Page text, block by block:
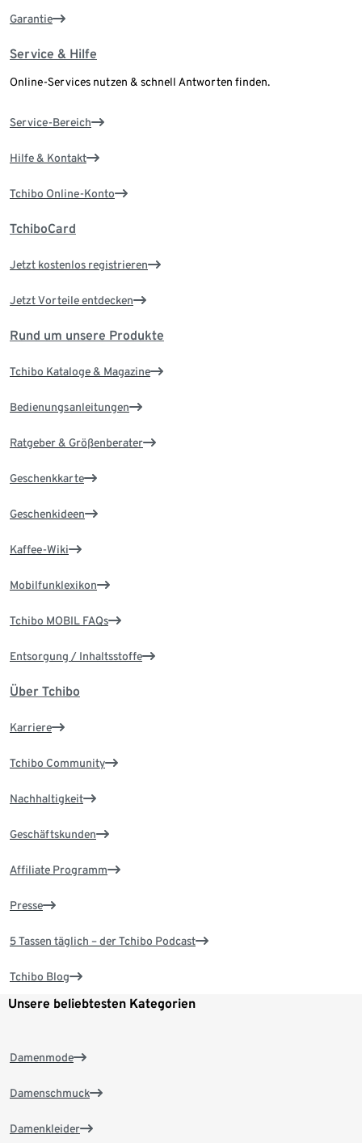
Garantie
Service & Hilfe
Online-Services nutzen & schnell Antworten finden.
Service-Bereich
Hilfe & Kontakt
Tchibo Online-Konto
TchiboCard
Jetzt kostenlos registrieren
Jetzt Vorteile entdecken
Rund um unsere Produkte
Tchibo Kataloge & Magazine
Bedienungsanleitungen
Ratgeber & Größenberater
Geschenkkarte
Geschenkideen
Kaffee-Wiki
Mobilfunklexikon
Tchibo MOBIL FAQs
Entsorgung / Inhaltsstoffe
Über Tchibo
Karriere
Tchibo Community
Nachhaltigkeit
Geschäftskunden
Affiliate Programm
Presse
5 Tassen täglich – der Tchibo Podcast
Tchibo Blog
Unsere beliebtesten Kategorien
Damenmode
Damenschmuck
Damenkleider